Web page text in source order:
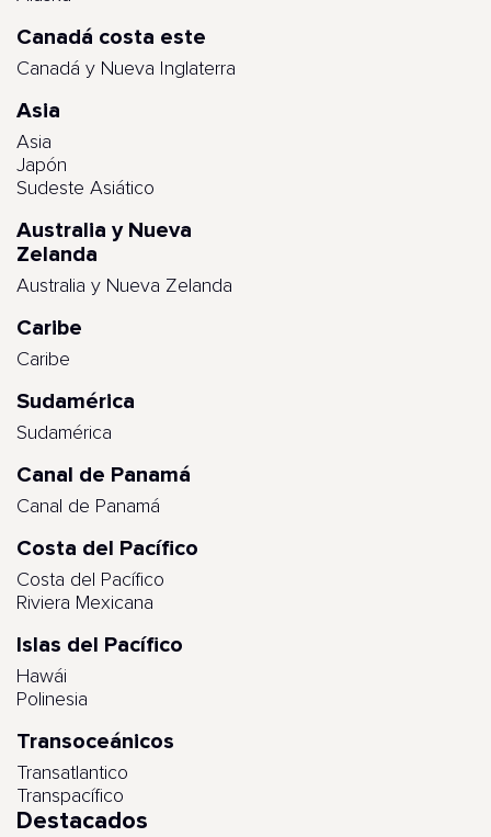
Canadá costa este
Canadá y Nueva Inglaterra
Asia
Asia
Japón
Sudeste Asiático
Australia y Nueva
Zelanda
Australia y Nueva Zelanda
Caribe
Caribe
Sudamérica
Sudamérica
Canal de Panamá
Canal de Panamá
Costa del Pacífico
Costa del Pacífico
Riviera Mexicana
Islas del Pacífico
Hawái
Polinesia
Transoceánicos
Transatlantico
Transpacífico
Destacados